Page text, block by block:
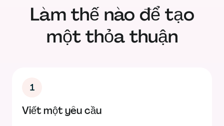
Làm thế nào để tạo
một thỏa thuận
1
Viết một yêu cầu